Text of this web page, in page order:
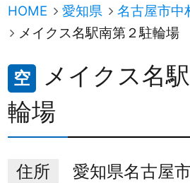
HOME 愛知県
名古屋市中
メイクス名駅南第２駐輪場
空
メイクス名
輪場
住所
愛知県名古屋